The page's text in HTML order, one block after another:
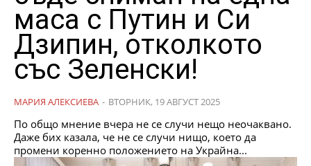
маса с Путин и Си
Дзипин, отколкото
със Зеленски!
МАРИЯ АЛЕКСИЕВА - ВТОРНИК, 19 АВГУСТ 2025
По общо мнение вчера не се случи нещо неочаквано.
Даже бих казала, че не се случи нищо, което да
промени коренно положението на Украйна...